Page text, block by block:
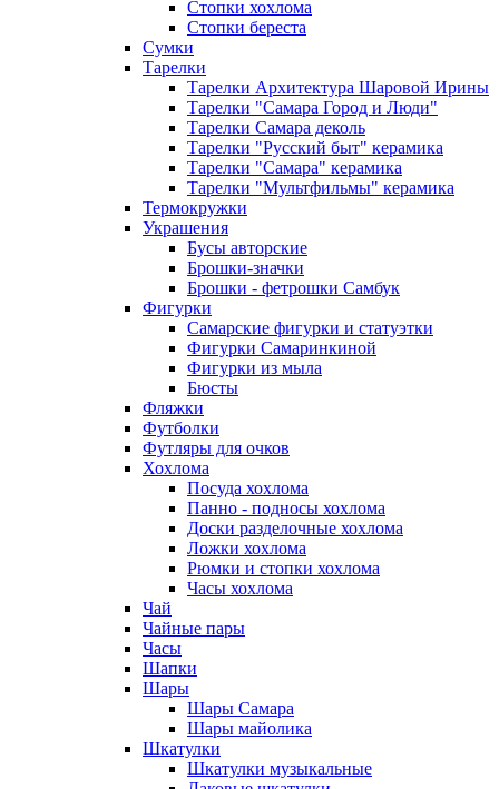
Стопки хохлома
Стопки береста
Сумки
Тарелки
Тарелки Архитектура Шаровой Ирины
Тарелки "Самара Город и Люди"
Тарелки Самара деколь
Тарелки "Русский быт" керамика
Тарелки "Самара" керамика
Тарелки "Мультфильмы" керамика
Термокружки
Украшения
Бусы авторские
Брошки-значки
Брошки - фетрошки Самбук
Фигурки
Самарские фигурки и статуэтки
Фигурки Самаринкиной
Фигурки из мыла
Бюсты
Фляжки
Футболки
Футляры для очков
Хохлома
Посуда хохлома
Панно - подносы хохлома
Доски разделочные хохлома
Ложки хохлома
Рюмки и стопки хохлома
Часы хохлома
Чай
Чайные пары
Часы
Шапки
Шары
Шары Самара
Шары майолика
Шкатулки
Шкатулки музыкальные